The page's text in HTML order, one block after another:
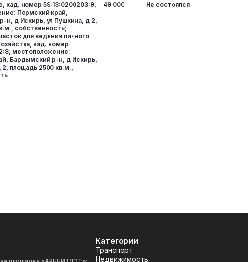
кад. номер 59:13:0200203:9,
Пермский край,
н, д Искирь, ул Пушкина, д 2,
собственность;
для ведения личного
кад. номер
местоположение:
Бардымский р-н, д Искирь,
2, площадь 2500 кв.м.,
49 000 Не состоялся
Категории
Транспорт
Недвижимость